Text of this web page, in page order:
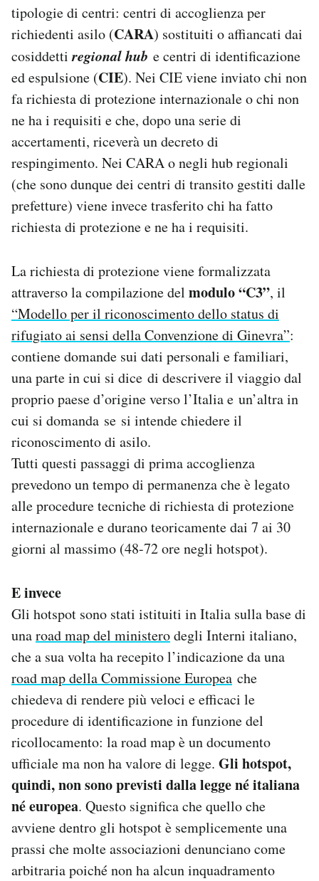
tipologie di centri: centri di accoglienza per
richiedenti asilo (CARA) sostituiti o affiancati dai
cosiddettiregional hub e centri di identificazione
ed espulsione (CIE). Nei CIE viene inviato chi non
fa richiesta di protezione internazionale o chi non
ne ha i requisiti e che, dopo una serie di
accertamenti, riceverà un decreto di
respingimento. Nei CARA o negli hub regionali
(che sono dunque dei centri di transito gestiti dalle
prefetture) viene invece trasferito chi ha fatto
richiesta di protezione e ne ha i requisiti.
La richiesta di protezione viene formalizzata
attraverso la compilazione del modulo “C3”, il
“Modello per il riconoscimento dello status di
rifugiato ai sensi della Convenzione di Ginevra”:
contiene domande sui dati personali e familiari,
una parte in cui si dice di descrivere il viaggio dal
proprio paese d’origine verso l’Italia e un’altra in
cui si domanda se si intende chiedere il
riconoscimento di asilo.
Tutti questi passaggi di prima accoglienza
prevedono un tempo di permanenza che è legato
alle procedure tecniche di richiesta di protezione
internazionale e durano teoricamente dai 7 ai 30
giorni al massimo (48-72 ore negli hotspot).
E invece
Gli hotspot sono stati istituiti in Italia sulla base di
unaroad map del ministerodegli Interni italiano,
che a sua volta ha recepito l’indicazione da una
road map della Commissione Europea che
chiedeva di rendere più veloci e efficaci le
procedure di identificazione in funzione del
ricollocamento: la road map è un documento
ufficiale ma non ha valore di legge. Gli hotspot,
quindi, non sono previsti dalla legge né italiana
né europea. Questo significa che quello che
avviene dentro gli hotspot è semplicemente una
prassi che molte associazioni denunciano come
arbitraria poiché non ha alcun inquadramento